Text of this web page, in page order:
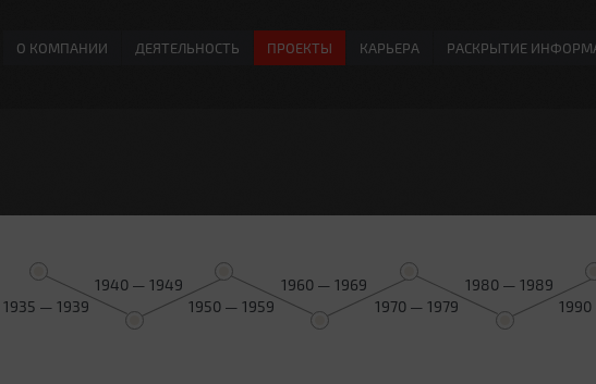
О КОМПАНИИ ДЕЯТЕЛЬНОСТЬ ПРОЕКТЫ КАРЬЕРА РАСКРЫТИЕ
1935 — 1939
1940 — 1949
1950 — 1959
1960 — 1969
1970 — 1979
1980 — 1989